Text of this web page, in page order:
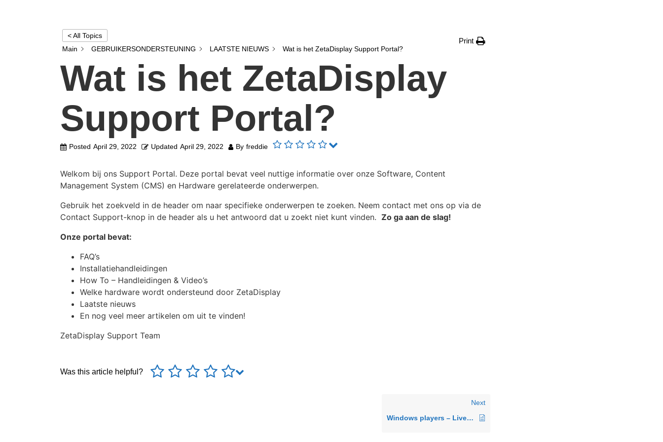
< All Topics
Main
GEBRUIKERSONDERSTEUNING LAATSTE NIEUWS Wat is het ZetaDisplay Support Portal?
Print
Wat is het ZetaDisplay
Support Portal?
Posted April 29, 2022 Updated April 29, 2022 By freddie
Welkom bij ons Support Portal. Deze portal bevat veel nuttige informatie over onze Software, Content
Management System (CMS) en Hardware gerelateerde onderwerpen.
Gebruik het zoekveld in de header om naar specifieke onderwerpen te zoeken. Neem contact met ons op via de
Contact Support-knop in de header als u het antwoord dat u zoekt niet kunt vinden. Zo ga aan de slag!
Onze portal bevat:
FAQ’s
Installatiehandleidingen
How To – Handleidingen & Video’s
Welke hardware wordt ondersteund door ZetaDisplay
Laatste nieuws
En nog veel meer artikelen om uit te vinden!
ZetaDisplay Support Team
Was this article helpful?
Next
Windows players – Livedata foutmeldingen zoals bv Nu.nl – Nieuws templates niet zichtbaar